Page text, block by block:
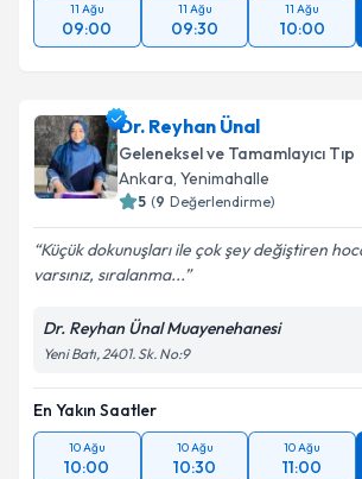
11 Ağu
09:00
11 Ağu
09:30
11 Ağu
10:00
Dr. Reyhan Ünal
Geleneksel ve Tamamlayıcı Tıp
Ankara, Yenimahalle
5 (9 Değerlendirme)
Küçük dokunuşları ile çok şey değiştiren
varsınız, sıralanma...
Dr. Reyhan Ünal Muayenehanesi
Yeni Batı, 2401. Sk. No:9
En Yakın Saatler
10 Ağu
10:00
10 Ağu
10:30
10 Ağu
11:00